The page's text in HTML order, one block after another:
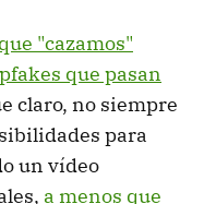
"cazamos"
que pasan
claro, no siempre
para
un vídeo
a menos que